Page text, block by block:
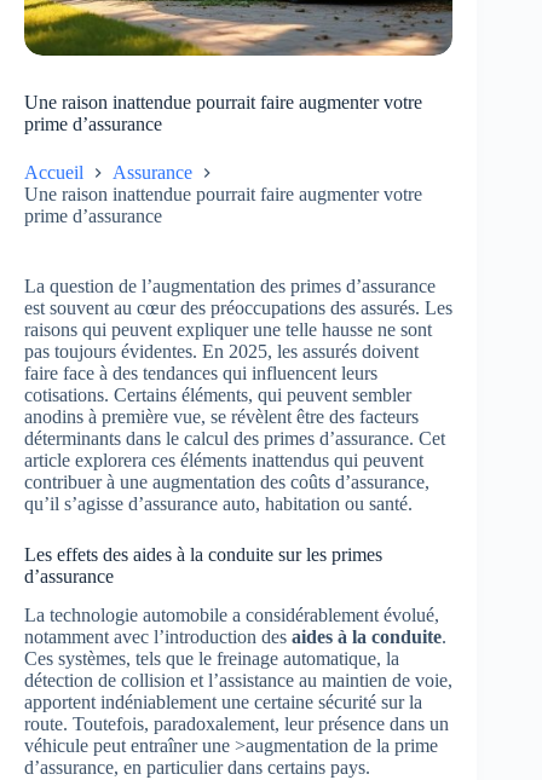
Une raison inattendue pourrait faire augmenter votre
prime d’assurance
Accueil
Assurance
Une raison inattendue pourrait faire augmenter votre
prime d’assurance
La question de l’augmentation des primes d’assurance
est souvent au cœur des préoccupations des assurés. Les
raisons qui peuvent expliquer une telle hausse ne sont
pas toujours évidentes. En 2025, les assurés doivent
faire face à des tendances qui influencent leurs
cotisations. Certains éléments, qui peuvent sembler
anodins à première vue, se révèlent être des facteurs
déterminants dans le calcul des primes d’assurance. Cet
article explorera ces éléments inattendus qui peuvent
contribuer à une augmentation des coûts d’assurance,
qu’il s’agisse d’assurance auto, habitation ou santé.
Les effets des aides à la conduite sur les primes
d’assurance
La technologie automobile a considérablement évolué,
notamment avec l’introduction des aides à la conduite.
Ces systèmes, tels que le freinage automatique, la
détection de collision et l’assistance au maintien de voie,
apportent indéniablement une certaine sécurité sur la
route. Toutefois, paradoxalement, leur présence dans un
véhicule peut entraîner une >augmentation de la prime
d’assurance, en particulier dans certains pays.